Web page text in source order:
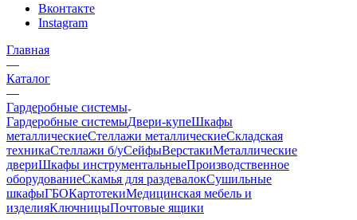
Вконтакте
Instagram
Главная
—
Каталог
—
Гардеробные системы
Гардеробные системыДвери-купеШкафы
металлическиеСтеллажи металлическиеСкладская
техникаСтеллажи б/уСейфыВерстакиМеталлические
двериШкафы инструментальныеПроизводственное
оборудованиеСкамья для раздевалокСушильные
шкафыГБОКартотекиМедицинская мебель и
изделияКлючницыПочтовые ящики